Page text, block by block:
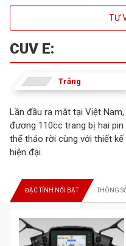
TƯ
CUV E:
Trắng
Lần đầu ra mắt tại Việt
đương 110cc trang bị hai
thể tháo rời cùng với thiết
hiện đại.
ĐẶC TÍNH NỔI BẬT THÔNG